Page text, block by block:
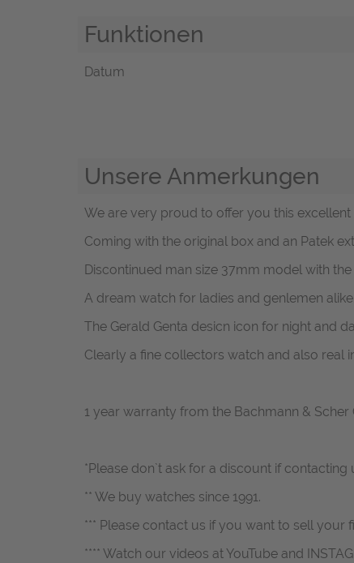
Funktionen
Datum
Unsere Anmerkungen
We are very proud to offer you this excellent
Coming with the original box and an Patek
Discontinued man size 37mm model with
A dream watch for ladies and genlemen alike.
The Gerald Genta desicn icon for night and
Clearly a fine collectors watch and also real
1 year warranty from the Bachmann & Scher
*Please don`t ask for a discount if contacting
** We buy watches since 1991.
*** Please contact us if you want to sell
**** Watch our videos at YouTube and